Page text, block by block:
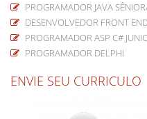
PROGRAMADOR JAVA
DESENVOLVEDOR FRONT
PROGRAMADOR ASP C#
PROGRAMADOR DELPHI
ENVIE SEU CURRICULO